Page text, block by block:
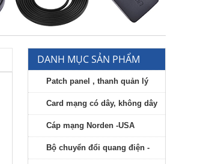
DANH MỤC SẢN PHẨM
Patch panel , thanh quản lý
Card mạng có dây, không dây
Cáp mạng Norden -USA
Bộ chuyển đổi quang điện -